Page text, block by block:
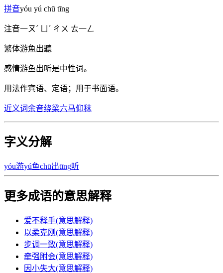
拼音yóu yú chū tīng
注音一ㄡˊ ㄩˊ ㄔㄨ ㄊ一ㄥ
繁体游魚出聽
感情游鱼出听是中性词。
用法作宾语、定语；用于书面语。
近义词余音绕梁六马仰秣
字义分解
yóu游yú鱼chū出tīng听
更多成语的意思解释
爱不释手(意思解释)
以柔克刚(意思解释)
步调一致(意思解释)
牵强附会(意思解释)
因小失大(意思解释)